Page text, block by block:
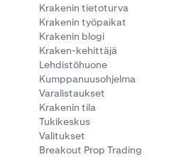
Krakenin tietoturva
Krakenin työpaikat
Krakenin blogi
Kraken-kehittäjä
Lehdistöhuone
Kumppanuusohjelma
Varalistaukset
Krakenin tila
Tukikeskus
Valitukset
Breakout Prop Trading